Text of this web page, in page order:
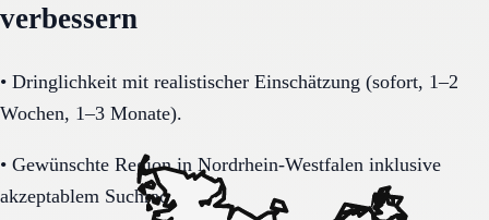
verbessern
• Dringlichkeit mit realistischer Einschätzung (sofort, 1–2
Wochen, 1–3 Monate).
• Gewünschte Region in Nordrhein-Westfalen inklusive
akzeptablem Suchradius.